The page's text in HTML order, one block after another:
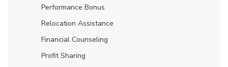
Performance Bonus
Relocation Assistance
Financial Counseling
Profit Sharing